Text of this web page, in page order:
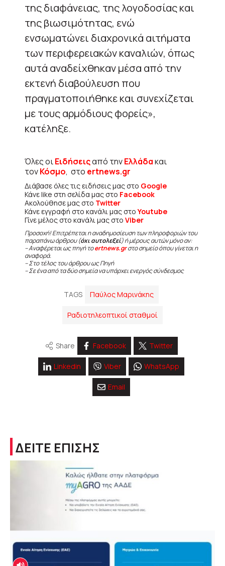
της διαφάνειας, της λογοδοσίας και
της βιωσιμότητας, ενώ
ενσωματώνει διαχρονικά αιτήματα
των περιφερειακών καναλιών, όπως
αυτά αναδείχθηκαν μέσα από την
εκτενή διαβούλευση που
πραγματοποιήθηκε και συνεχίζεται
με τους αρμόδιους φορείς»,
κατέληξε.
Όλες οιΕιδήσειςαπό τηνΕλλάδακαι
τονΚόσμο, στο ertnews.gr
Διάβασε όλες τις ειδήσεις μας στο Google
Κάνε like στη σελίδα μας στο Facebook
Ακολούθησε μας στο Twitter
Κάνε εγγραφή στο κανάλι μας στοYoutube
Γίνε μέλος στο κανάλι μας στο Viber
Προσοχή! Επιτρέπεται η αναδημοσίευση των πληροφοριών του
παραπάνω άρθρου (όχι αυτολεξεί) ή μέρους αυτών μόνο αν:
– Αναφέρεται ως πηγή τοertnews.grστο σημείο όπου γίνεται η
αναφορά.
– Στο τέλος του άρθρου ως Πηγή
– Σε ένα από τα δύο σημεία να υπάρχει ενεργός σύνδεσμος
TAGS Παύλος Μαρινάκης
Ραδιοτηλεοπτικοί σταθμοί
Share Facebook Twitter
Linkedin Viber WhatsApp
Email
ΔΕΙΤΕ ΕΠΙΣΗΣ